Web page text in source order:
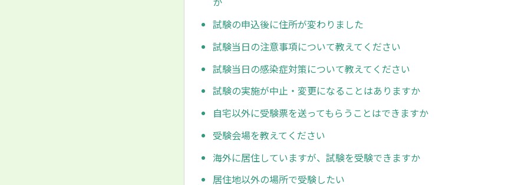
試験の申込後に住所が変わりました
試験当日の注意事項について教えてください
試験当日の感染症対策について教えてください
試験の実施が中止・変更になることはありますか
自宅以外に受験票を送ってもらうことはできますか
受験会場を教えてください
海外に居住していますが、試験を受験できますか
居住地以外の場所で受験したい